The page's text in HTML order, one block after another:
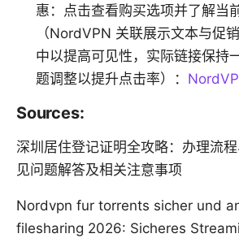
惠：点击查看购买选项并了解当
（NordVPN 关联展示文本与促
中以提高可见性，实际链接保持
题调整以提升点击率）：
Sources:
深圳居住登记证明全攻略：办理流
见问题解答及相关注意事项
Nordvpn fur torrents sicher und
filesharing 2026: Sicheres